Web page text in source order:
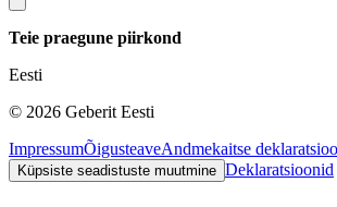
Teie praegune piirkond
Eesti
© 2026 Geberit Eesti
ImpressumÕigusteaveAndmekaitse
Küpsiste seadistuste muutmine Deklaratsioonid